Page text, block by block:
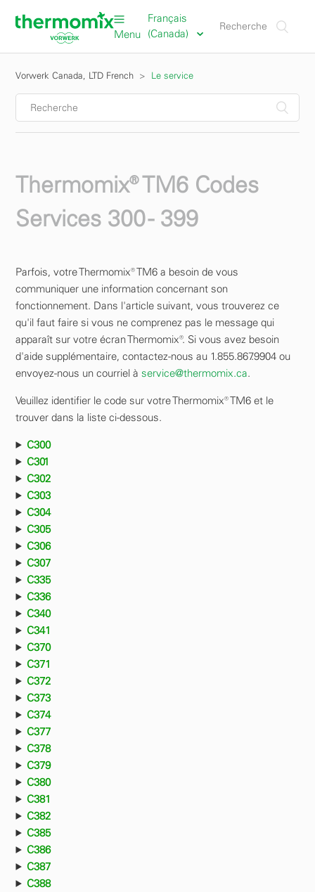
Menu
Français
(Canada)
Vorwerk Canada, LTD French Le service
Thermomix® TM6 Codes
Services 300 - 399
Parfois, votre Thermomix® TM6 a besoin de vous
communiquer une information concernant son
fonctionnement. Dans l'article suivant, vous trouverez ce
qu'il faut faire si vous ne comprenez pas le message qui
apparaît sur votre écran Thermomix®. Si vous avez besoin
d'aide supplémentaire, contactez-nous au 1.855.867.9904 ou
envoyez-nous un courriel àservice@thermomix.ca.
Veuillez identifier le code sur votre Thermomix® TM6 et le
trouver dans la liste ci-dessous.
C300
C301
C302
C303
C304
C305
C306
C307
C335
C336
C340
C341
C370
C371
C372
C373
C374
C377
C378
C379
C380
C381
C382
C385
C386
C387
C388